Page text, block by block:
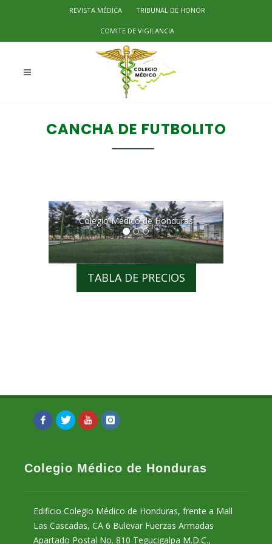
REVISTA MÉDICA TRIBUNAL DE HONOR
COMITE DE VIGILANCIA
CANCHA DE FUTBOLITO
Colegio Médico de Honduras
TABLA DE PRECIOS
Colegio Médico de Honduras
Edificio Colegio Médico de Honduras, frente a Mall
Las Cascadas, CA 6 Bulevar Fuerzas Armadas
Apartado Postal No. 810 Tegucigalpa M.D.C.,